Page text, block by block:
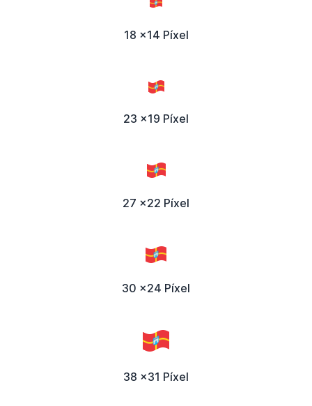
18 x14 Píxel
23 x19 Píxel
27 x22 Píxel
30 x24 Píxel
38 x31 Píxel